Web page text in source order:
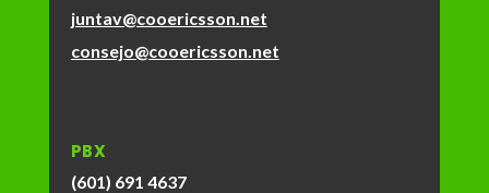
juntav@cooericsson.net
consejo@cooericsson.net
PBX
(601) 691 4637